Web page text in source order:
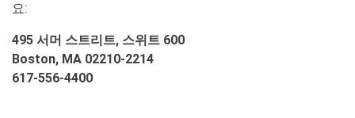
요:
495 서머 스트리트, 스위트 600
Boston, MA 02210-2214
617-556-4400